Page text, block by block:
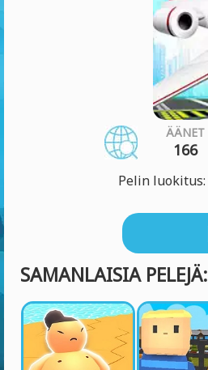
ÄÄNET
166
Pelin luokitus:
SAMANLAISIA PELEJÄ: